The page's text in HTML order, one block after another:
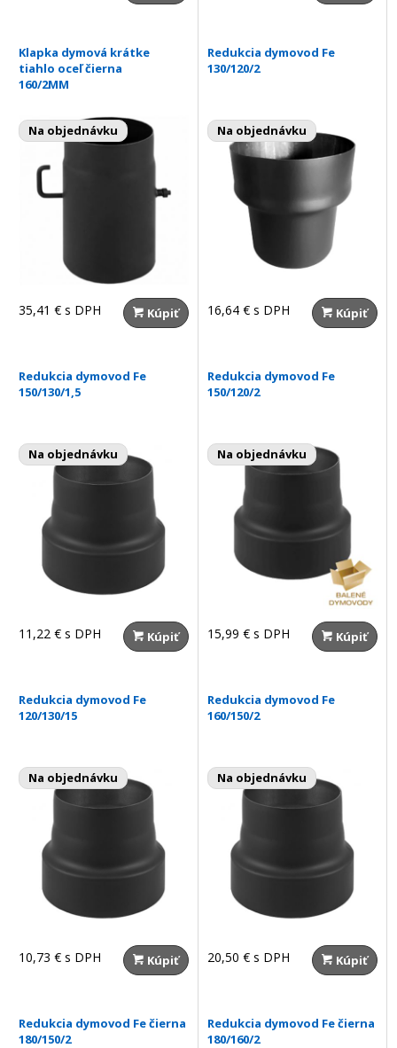
Klapka dymová krátke
tiahlo oceľ čierna
160/2MM
Na objednávku
35,41 €s DPH Kúpiť
Redukcia dymovod Fe
130/120/2
Na objednávku
16,64 € s DPH Kúpiť
Redukcia dymovod Fe
150/130/1,5
Na objednávku
11,22 €s DPH Kúpiť
Redukcia dymovod Fe
150/120/2
Na objednávku
15,99 € s DPH Kúpiť
Redukcia dymovod Fe
120/130/15
Na objednávku
10,73 €s DPH Kúpiť
Redukcia dymovod Fe
160/150/2
Na objednávku
20,50 € s DPH Kúpiť
Redukcia dymovod Fe čierna
180/150/2
Redukcia dymovod Fe čierna
180/160/2